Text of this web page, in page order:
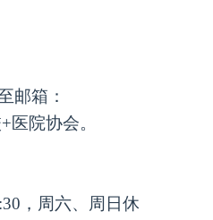
邮箱：
院协会。
，周六、周日休